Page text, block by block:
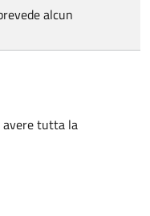
alcun
avere tutta la